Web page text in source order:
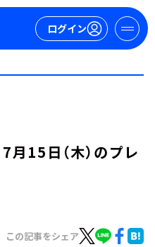
ログイン
月15日（木）のプレ
この記事をシェア